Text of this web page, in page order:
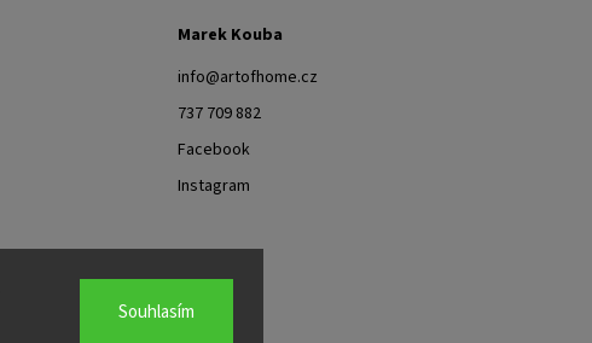
Souhlasím
Marek Kouba
info@artofhome.cz
737 709 882
Facebook
Instagram